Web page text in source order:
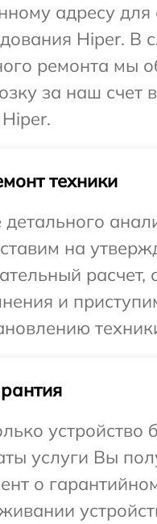
адресу для
Hiper. В
ремонта мы
за наш счет
техники
детального
на
расчет,
и
устройство
услуги Вы
о